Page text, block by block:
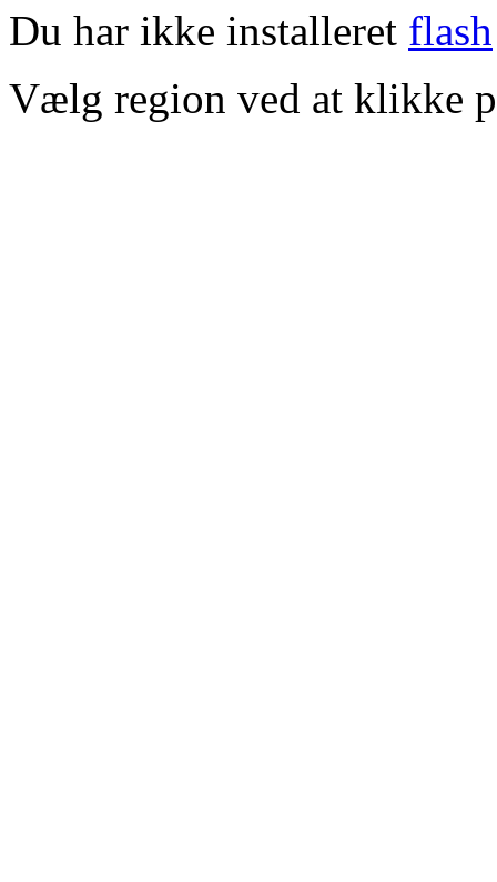
Du har ikke installeret flash
Vælg region ved at klikke